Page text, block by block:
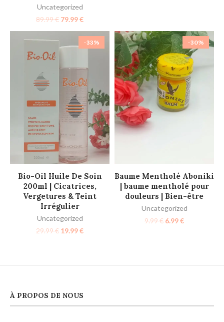
Uncategorized
89.99€ 79.99€
-33%
AJOUTER AU PANIER
Bio-Oil Huile De Soin
200ml | Cicatrices,
Vergetures & Teint
Irrégulier
Uncategorized
29.99€ 19.99€
-30%
AJOUTER AU PANIER
Baume Mentholé Aboniki
| baume mentholé pour
douleurs | Bien-être
Uncategorized
9.99€ 6.99€
À PROPOS DE NOUS